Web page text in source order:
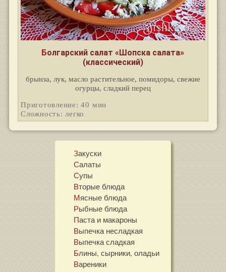
Болгарский салат «Шопска салата»
(классический)
брынза, лук, масло растительное, помидоры, свежие
огурцы, сладкий перец
Приготовление: 40 мин
Сложность: легко
Закуски
Салаты
Супы
Вторые блюда
Мясные блюда
Рыбные блюда
Паста и макароны
Выпечка несладкая
Выпечка сладкая
Блины, сырники, оладьи
Вареники